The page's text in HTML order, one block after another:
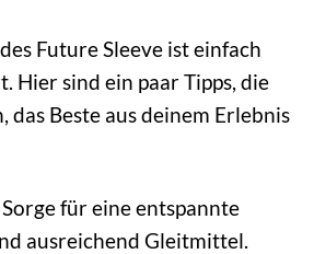
Future Sleeve ist einfach
Hier sind ein paar Tipps, die
das Beste aus deinem Erlebnis
Sorge für eine entspannte
ausreichend Gleitmittel.